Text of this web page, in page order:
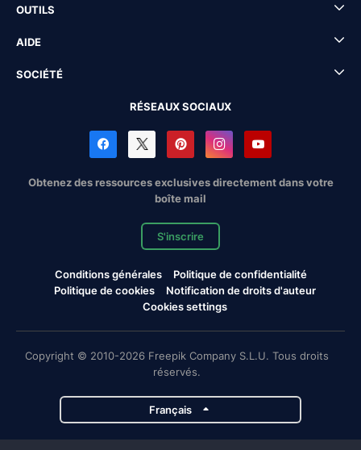
OUTILS
AIDE
SOCIÉTÉ
RÉSEAUX SOCIAUX
Obtenez des ressources exclusives directement dans votre
boîte mail
S'inscrire
Conditions générales
Politique de confidentialité
Politique de cookies
Notification de droits d'auteur
Cookies settings
Copyright © 2010-2026 Freepik Company S.L.U. Tous droits
réservés.
Français